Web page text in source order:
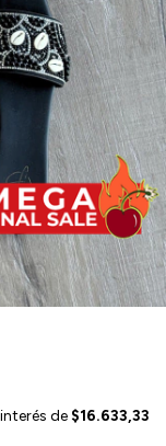
de $16.633,33